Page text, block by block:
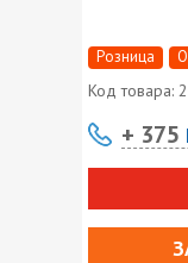
Розница
Код товара:
+ 375